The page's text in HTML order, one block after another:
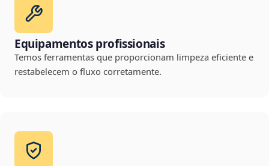
Equipamentos profissionais
Temos ferramentas que proporcionam limpeza eficiente e
restabelecem o fluxo corretamente.